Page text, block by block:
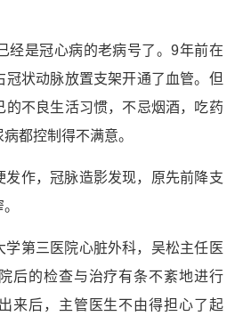
经是冠心病的老病号了。9年前在
冠状动脉放置支架开通了血管。但
的不良生活习惯，不忌烟酒，吃药
都控制得不满意。
发作，冠脉造影发现，原先前降支
学第三医院心脏外科，吴松主任医
后的检查与治疗有条不紊地进行
来后，主管医生不由得担心了起